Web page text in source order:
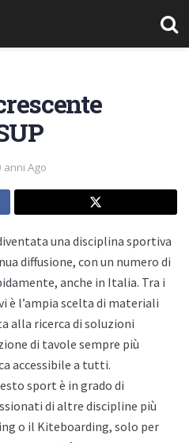
anni Ago
una disciplina sportiva
diffusione, con un numero di
anche in Italia. Tra i
è l’ampia scelta di materiali
alla ricerca di soluzioni
di tavole sempre più
accessibile a tutti.
sport è in grado di
di altre discipline più
o il Kiteboarding, solo per